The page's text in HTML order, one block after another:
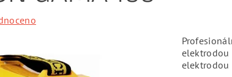
elektrodou
elektrodou